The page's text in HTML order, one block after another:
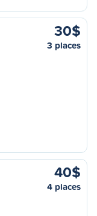
30$
3 places
40$
4 places